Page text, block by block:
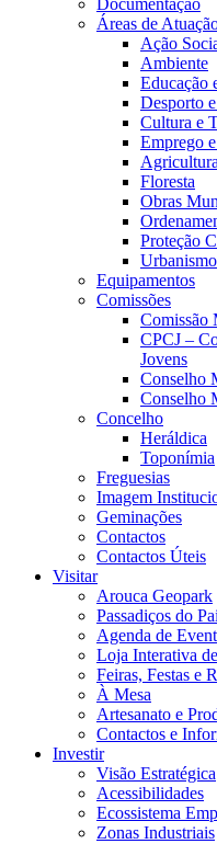
Documentação
Áreas de
Ação
Ambiente
Educação
Desporto
Cultura e
Emprego
Agricultura
Floresta
Obras
Proteção
Urbanismo
Equipamentos
Comissões
Comissão
CPCJ –
Jovens
Conselho
Conselho
Concelho
Heráldica
Toponímia
Freguesias
Imagem
Geminações
Contactos
Contactos Úteis
Visitar
Arouca Geopark
Passadiços do
Agenda de
Loja Interativa
Feiras, Festas e
À Mesa
Artesanato e
Contactos e
Investir
Visão Estratégica
Acessibilidades
Ecossistema
Zonas Industriais